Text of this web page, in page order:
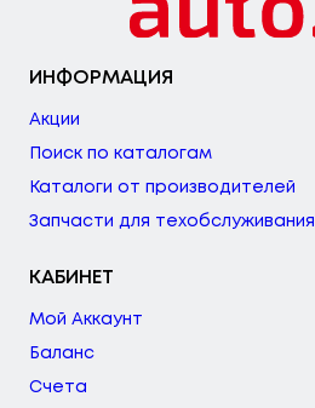
ИНФОРМАЦИЯ
Акции
Поиск по каталогам
Каталоги от производителей
Запчасти для техобслуживания
КАБИНЕТ
Мой Аккаунт
Баланс
Счета